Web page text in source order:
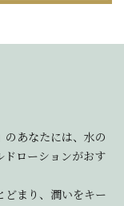
あなたには、水の
ドローションがおす
どまり、潤いをキー